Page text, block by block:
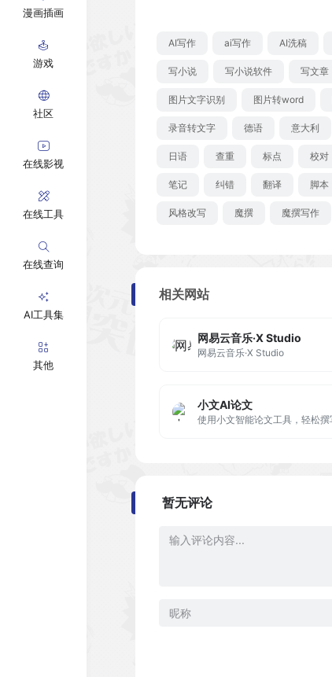
漫画插画
游戏
社区
在线影视
在线工具
在线查询
AI工具集
其他
AI写作 ai写作 AI洗稿
写小说 写小说软件 写文章
图片文字识别 图片转word
录音转文字 德语 意大利
日语 查重 标点 校对
笔记 纠错 翻译 脚本
风格改写 魔撰 魔撰写作
相关网站
网易云音乐·X Studio
网易云音乐·X Studio
小文AI论文
暂无评论